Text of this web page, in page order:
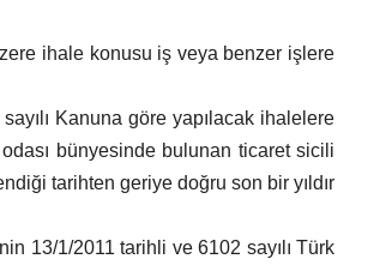
ihale konusu iş veya benzer işlere
Kanuna göre yapılacak ihalelere
bünyesinde bulunan ticaret sicili
tarihten geriye doğru son bir yıldır
13/1/2011 tarihli ve 6102 sayılı Türk